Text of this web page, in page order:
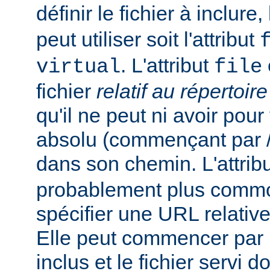
définir le fichier à
peut utiliser soit l'attribut
virtual. L'attribut file
fichier relatif au
qu'il ne peut ni avoir
absolu (commençant par
dans son chemin.
probablement plus
spécifier une URL
Elle peut commencer
inclus et le fichier servi